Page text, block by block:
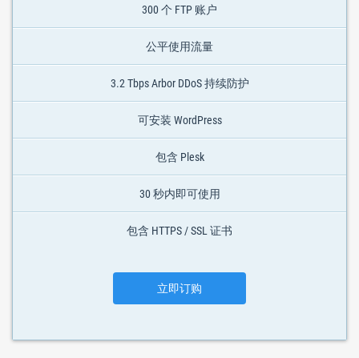
300 个 FTP 账户
公平使用流量
3.2 Tbps Arbor DDoS 持续防护
可安装 WordPress
包含 Plesk
30 秒内即可使用
包含 HTTPS / SSL 证书
立即订购